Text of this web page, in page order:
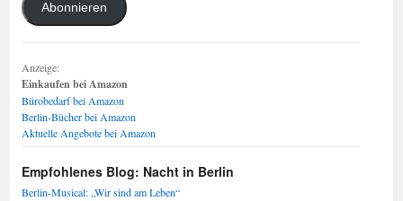
Abonnieren
Anzeige:
Einkaufen bei Amazon
Bürobedarf bei Amazon
Berlin-Bücher bei Amazon
Aktuelle Angebote bei Amazon
Empfohlenes Blog: Nacht in Berlin
Berlin-Musical: „Wir sind am Leben“